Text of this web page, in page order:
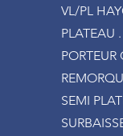
Porteurs
Bennes
VL/PL
PLATEAU
PORTEUR
SEMI